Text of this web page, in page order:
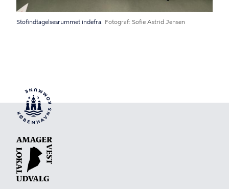
Stofindtagelsesrummet indefra. Fotograf Sofie Astrid Jensen